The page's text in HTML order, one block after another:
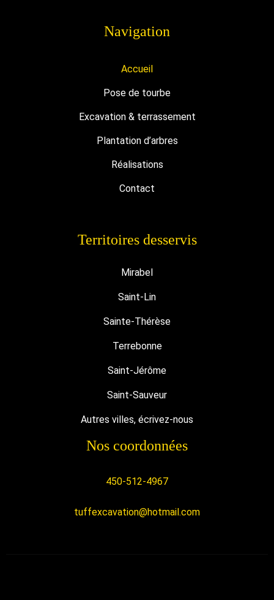
Navigation
Accueil
Pose de tourbe
Excavation & terrassement
Plantation d’arbres
Réalisations
Contact
Territoires desservis
Mirabel
Saint-Lin
Sainte-Thérèse
Terrebonne
Saint-Jérôme
Saint-Sauveur
Autres villes, écrivez-nous
Nos coordonnées
450-512-4967
tuffexcavation@hotmail.com